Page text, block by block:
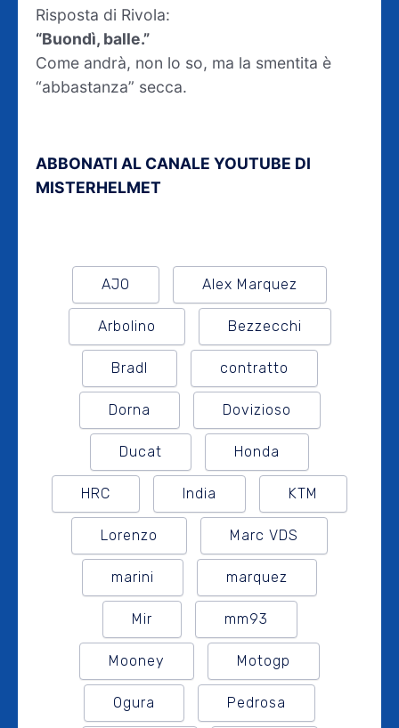
Risposta di Rivola:
“Buondì, balle.”
Come andrà, non lo so, ma la smentita è
“abbastanza” secca.
ABBONATI AL CANALE YOUTUBE DI
MISTERHELMET
AJO Alex Marquez
Arbolino Bezzecchi
Bradl contratto
Dorna Dovizioso
Ducat Honda
HRC India KTM
Lorenzo Marc VDS
marini marquez
Mir mm93
Mooney Motogp
Ogura Pedrosa